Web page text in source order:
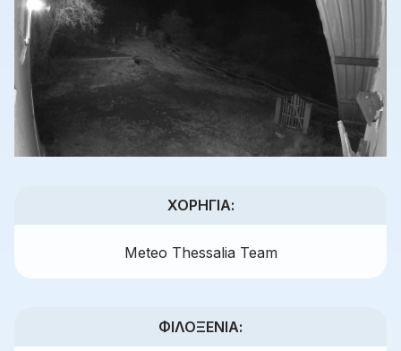
ΧΟΡΗΓΊΑ:
Meteo Thessalia Team
ΦΙΛΟΞΕΝΊΑ: